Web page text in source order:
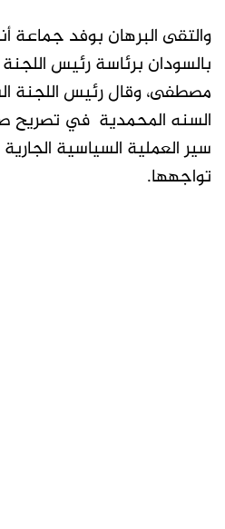
والتقى البرهان بوفد جماعة
بالسودان برئاسة رئيس
مصطفى، وقال رئيس اللجنة
السنه المحمدية في تصريح
سير العملية السياسية الجارية
تواجهها.